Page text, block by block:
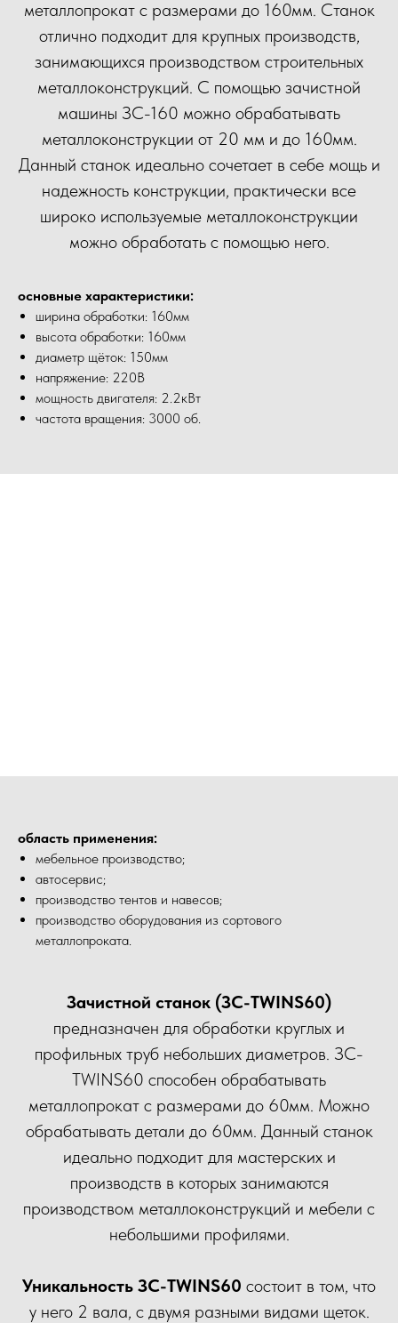
металлопрокат с размерами до 160мм. Станок
отлично подходит для крупных производств,
занимающихся производством строительных
металлоконструкций. С помощью зачистной
машины ЗС-160 можно обрабатывать
металлоконструкции от 20 мм и до 160мм.
Данный станок идеально сочетает в себе мощь и
надежность конструкции, практически все
широко используемые металлоконструкции
можно обработать с помощью него.
основные характеристики:
ширина обработки: 160мм
высота обработки: 160мм
диаметр щёток: 150мм
напряжение: 220В
мощность двигателя: 2.2кВт
частота вращения: 3000 об.
область применения:
мебельное производство;
автосервис;
производство тентов и навесов;
производство оборудования из сортового
металлопроката.
Зачистной станок (ЗС-TWINS60)
предназначен для обработки круглых и
профильных труб небольших диаметров. ЗС-
TWINS60 способен обрабатывать
металлопрокат с размерами до 60мм. Можно
обрабатывать детали до 60мм. Данный станок
идеально подходит для мастерских и
производств в которых занимаются
производством металлоконструкций и мебели с
небольшими профилями.
Уникальность ЗС-TWINS60 состоит в том, что
у него 2 вала, с двумя разными видами щеток.